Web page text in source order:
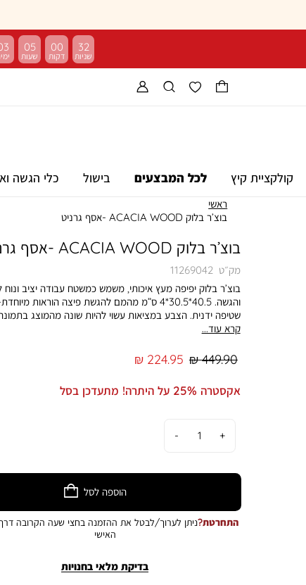
05 00 32
קולקציית קיץ לכל המבצעים בישול כלי הגשה
ראשי
בוצ’ר בלוק ACACIA WOOD -אסף גרניט
בוצ’ר בלוק ACACIA WOOD -אסף גרניט
מק״ט 11269042
בוצ’ר בלוק יפיפה מעץ איכותי, משמש כמשטח עבודה יציב ונוח
והגשה. 40.5*30.5*4 ס”מ מהמם להגשת פיצה הוראות
שטיפה ידנית. הצבע במציאות עשוי להיות שונה מהמוצג
קרא עוד...
מחיר
224.95 ₪
מחיר
449.90 ₪
אקסטרה 25% על היתרה! מתעדכן בסל
הוספה לסל
התחרטת?ניתן לערוך/לבטל את ההזמנה בחצי שעה הקרובה דרך
האישי
בדיקת מלאי בחנויות